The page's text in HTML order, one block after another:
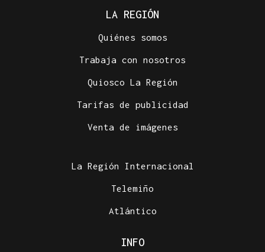
LA REGIÓN
Quiénes somos
Trabaja con nosotros
Quiosco La Región
Tarifas de publicidad
Venta de imágenes
La Región Internacional
Telemiño
Atlántico
INFO